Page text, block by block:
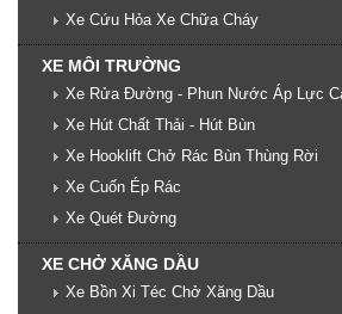
Xe Cứu Hỏa Xe Chữa Cháy
XE MÔI TRƯỜNG
Xe Rửa Đường - Phun Nước Áp Lực
Xe Hút Chất Thải - Hút Bùn
Xe Hooklift Chở Rác Bùn Thùng Rời
Xe Cuốn Ép Rác
Xe Quét Đường
XE CHỞ XĂNG DẦU
Xe Bồn Xi Téc Chở Xăng Dầu